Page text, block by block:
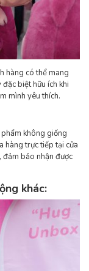
hàng có thể mang
biệt hữu ích khi
mình yêu thích.
không giống
hàng trực tiếp tại cửa
đảm bảo nhận được
khác: